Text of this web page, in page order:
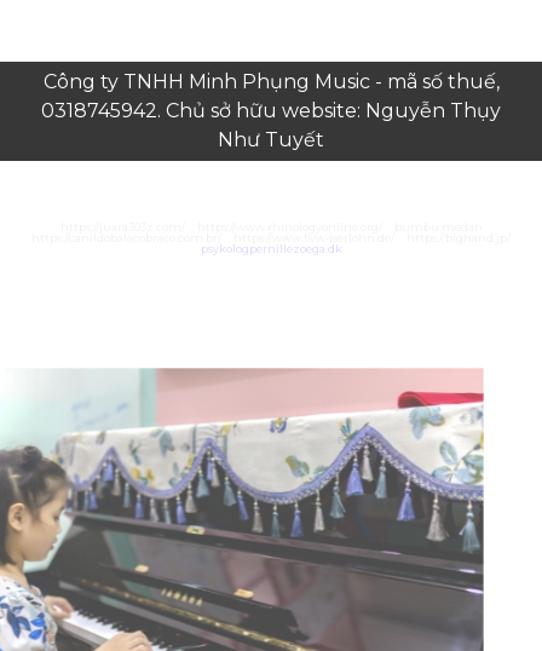
Công ty TNHH Minh Phụng Music - mã số thuế,
0318745942. Chủ sở hữu website: Nguyễn Thụy
Như Tuyết
psykologpernillezoega.dk